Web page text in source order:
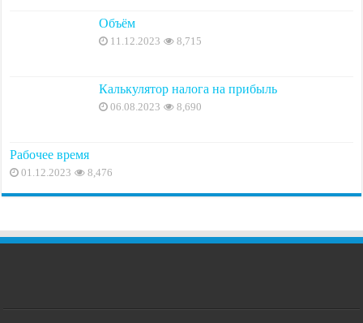
Объём
11.12.2023 8,715
Калькулятор налога на прибыль
06.08.2023 8,690
Рабочее время
01.12.2023 8,476